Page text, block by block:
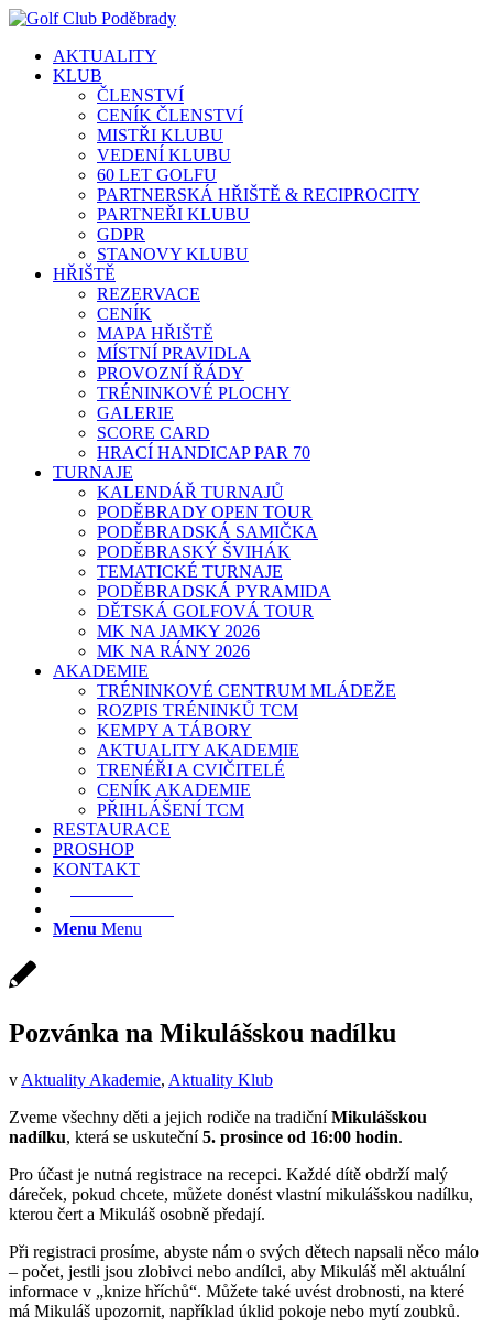
AKTUALITY
KLUB
ČLENSTVÍ
CENÍK ČLENSTVÍ
MISTŘI KLUBU
VEDENÍ KLUBU
60 LET GOLFU
PARTNERSKÁ HŘIŠTĚ & RECIPROCITY
PARTNEŘI KLUBU
GDPR
STANOVY KLUBU
HŘIŠTĚ
REZERVACE
CENÍK
MAPA HŘIŠTĚ
MÍSTNÍ PRAVIDLA
PROVOZNÍ ŘÁDY
TRÉNINKOVÉ PLOCHY
GALERIE
SCORE CARD
HRACÍ HANDICAP PAR 70
TURNAJE
KALENDÁŘ TURNAJŮ
PODĚBRADY OPEN TOUR
PODĚBRADSKÁ SAMIČKA
PODĚBRASKÝ ŠVIHÁK
TEMATICKÉ TURNAJE
PODĚBRADSKÁ PYRAMIDA
DĚTSKÁ GOLFOVÁ TOUR
MK NA JAMKY 2026
MK NA RÁNY 2026
AKADEMIE
TRÉNINKOVÉ CENTRUM MLÁDEŽE
ROZPIS TRÉNINKŮ TCM
KEMPY A TÁBORY
AKTUALITY AKADEMIE
TRENÉŘI A CVIČITELÉ
CENÍK AKADEMIE
PŘIHLÁŠENÍ TCM
RESTAURACE
PROSHOP
KONTAKT
Menu Menu
Pozvánka na Mikulášskou nadílku
v Aktuality Akademie, Aktuality Klub
Zveme všechny děti a jejich rodiče na tradičníMikulášskou
nadílku, která se uskuteční5. prosince od 16:00 hodin.
Pro účast je nutná registrace na recepci. Každé dítě obdrží malý
dáreček, pokud chcete, můžete donést vlastní mikulášskou nadílku,
kterou čert a Mikuláš osobně předají.
Při registraci prosíme, abyste nám o svých dětech napsali něco málo
– počet, jestli jsou zlobivci nebo andílci, aby Mikuláš měl aktuální
informace v „knize hříchů“. Můžete také uvést drobnosti, na které
má Mikuláš upozornit, například úklid pokoje nebo mytí zoubků.